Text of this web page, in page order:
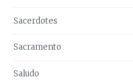
Sacerdotes
Sacramento
Saludo